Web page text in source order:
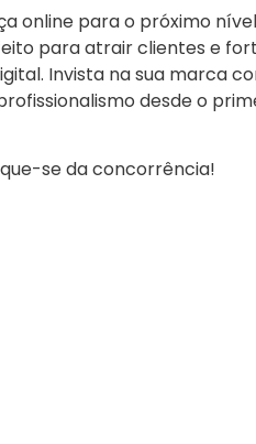
online para o próximo
para atrair clientes e
Invista na sua marca
desde o
se da concorrência!